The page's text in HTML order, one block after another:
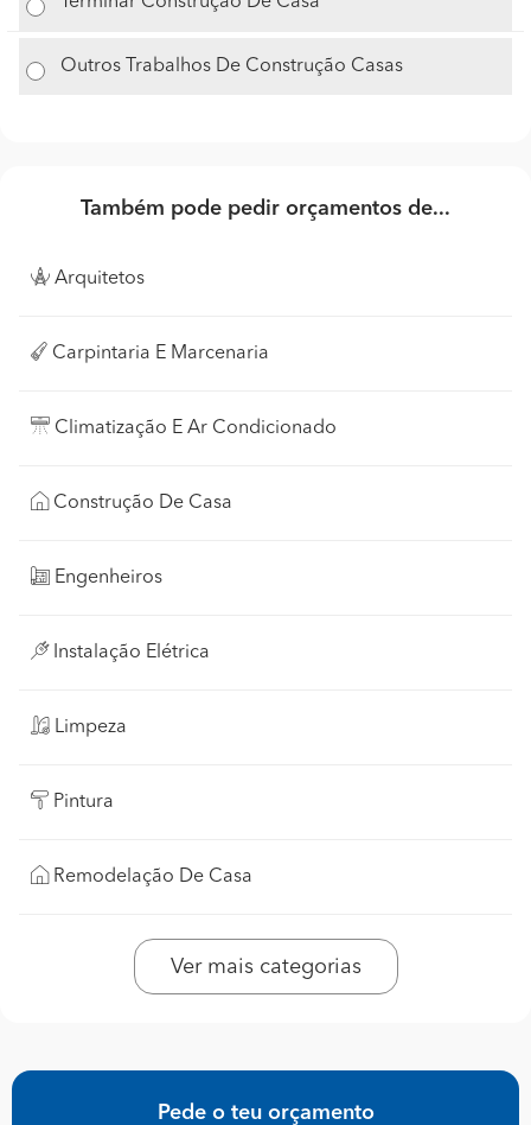
Outros Trabalhos De Construção Casas
Também pode pedir orçamentos de...
Arquitetos
Carpintaria E Marcenaria
Climatização E Ar Condicionado
Construção De Casa
Engenheiros
Instalação Elétrica
Limpeza
Pintura
Remodelação De Casa
Ver mais categorias
Pede o teu orçamento